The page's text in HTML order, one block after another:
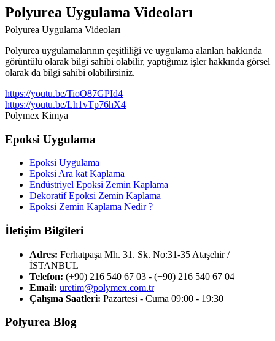
Polyurea Uygulama Videoları
Polyurea Uygulama Videoları
Polyurea uygulamalarının çeşitliliği ve uygulama alanları hakkında
görüntülü olarak bilgi sahibi olabilir, yaptığımız işler hakkında görsel
olarak da bilgi sahibi olabilirsiniz.
https://youtu.be/TioO87GPId4
https://youtu.be/Lh1vTp76hX4
Polymex Kimya
Epoksi Uygulama
Epoksi Uygulama
Epoksi Ara kat Kaplama
Endüstriyel Epoksi Zemin Kaplama
Dekoratif Epoksi Zemin Kaplama
Epoksi Zemin Kaplama Nedir ?
İletişim Bilgileri
Adres: Ferhatpaşa Mh. 31. Sk. No:31-35 Ataşehir /
İSTANBUL
Telefon: (+90) 216 540 67 03 - (+90) 216 540 67 04
Email: uretim@polymex.com.tr
Çalışma Saatleri: Pazartesi - Cuma 09:00 - 19:30
Polyurea Blog